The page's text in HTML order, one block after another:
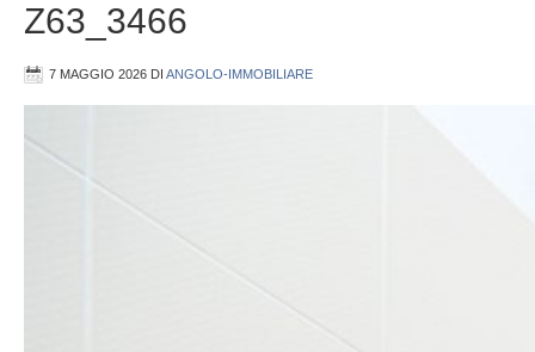
Z63_3466
7 MAGGIO 2026 DI ANGOLO-IMMOBILIARE